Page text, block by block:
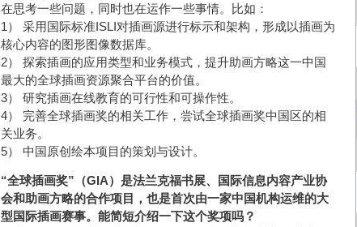
在思考一些问题，同时也在运作一些事情。比如：
1） 采用国际标准ISLI对插画源进行标示和架构，形成以插画为
核心内容的图形图像数据库。
2） 探索插画的应用类型和业务模式，提升助画方略这一中国
最大的全球插画资源聚合平台的价值。
3） 研究插画在线教育的可行性和可操作性。
4） 完善全球插画奖的相关工作，尝试全球插画奖中国区的相
关业务。
5） 中国原创绘本项目的策划与设计。
“全球插画奖”（GIA）是法兰克福书展、国际信息内容产业协
会和助画方略的合作项目，也是首次由一家中国机构运维的大
型国际插画赛事。能简短介绍一下这个奖项吗？